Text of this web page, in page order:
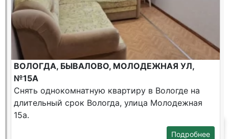
ВОЛОГДА, БЫВАЛОВО, МОЛОДЕЖНАЯ УЛ,
№15А
Снять однокомнатную квартиру в Вологде на
длительный срок Вологда, улица Молодежная
15а.
Подробнее